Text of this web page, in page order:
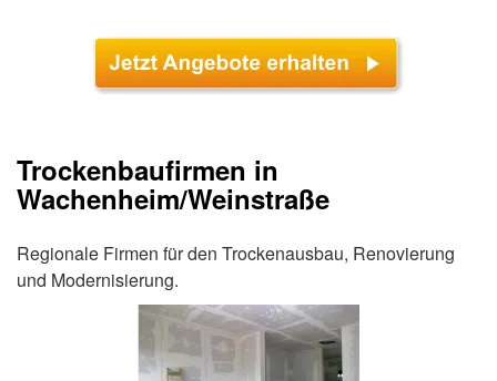
Trockenbaufirmen in
Wachenheim/Weinstraße
Regionale Firmen für den Trockenausbau, Renovierung
und Modernisierung.